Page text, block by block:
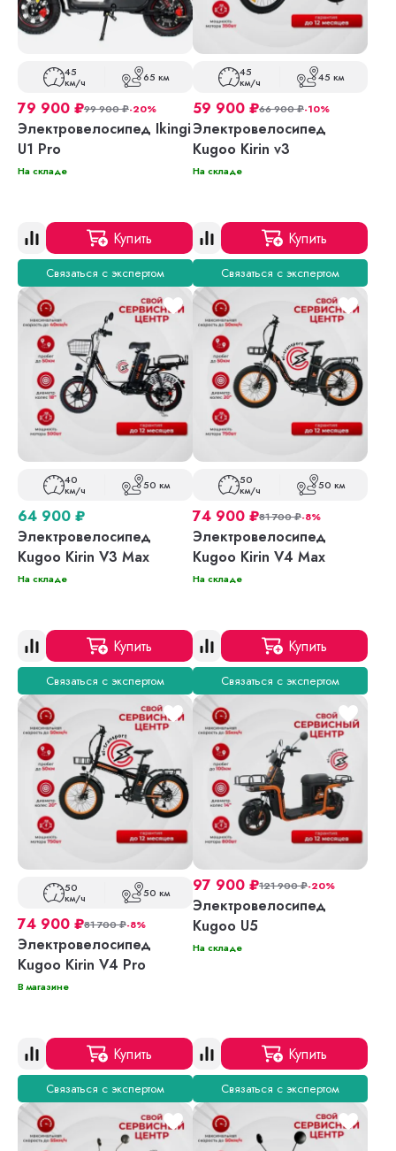
45
км/ч 65 км
79 900 ₽99 900₽-20%
Электровелосипед Ikingi
U1 Pro
На складе
Купить
Связаться с экспертом
45
км/ч 45 км
59 900 ₽66 900₽-10%
Электровелосипед
Kugoo Kirin v3
На складе
Купить
Связаться с экспертом
40
км/ч 50 км
64 900 ₽
Электровелосипед
Kugoo Kirin V3 Max
На складе
Купить
Связаться с экспертом
50
км/ч 50 км
74 900 ₽81 700₽-8%
Электровелосипед
Kugoo Kirin V4 Max
На складе
Купить
Связаться с экспертом
50
км/ч 50 км
74 900 ₽81 700₽-8%
Электровелосипед
Kugoo Kirin V4 Pro
В магазине
Купить
Связаться с экспертом
97 900 ₽121 900₽-20%
Электровелосипед
Kugoo U5
На складе
Купить
Связаться с экспертом